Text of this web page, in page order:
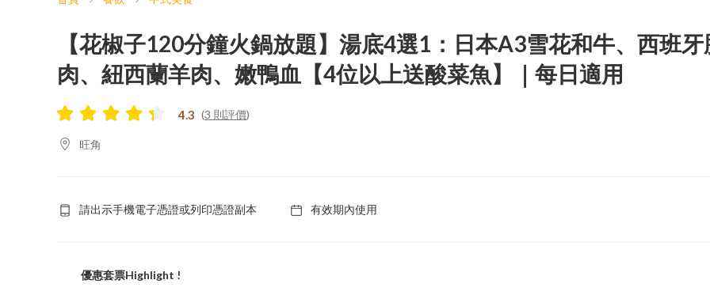
【花椒子120分鐘火鍋放題】湯底4選1：日本A3雪花和牛、西班牙
肉、紐西蘭羊肉、嫩鴨血【4位以上送酸菜魚】｜每日適用
4.3 (3 則評價)
旺角
請出示手機電子憑證或列印憑證副本 有效期內使用
優惠套票Highlight !